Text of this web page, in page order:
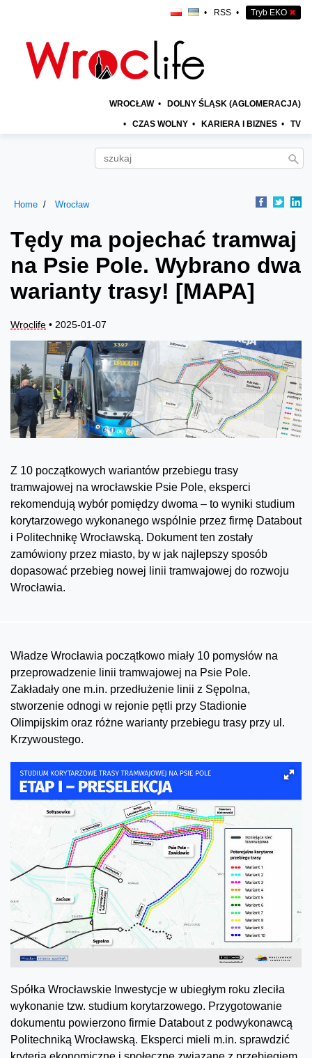
• RSS • Tryb EKO ✖
WROCŁAW • DOLNY ŚLĄSK (AGLOMERACJA)
• CZAS WOLNY • KARIERA I BIZNES • TV
Home Wrocław
Tędy ma pojechać tramwaj
na Psie Pole. Wybrano dwa
warianty trasy! [MAPA]
Wroclife • 2025-01-07
Z 10 początkowych wariantów przebiegu trasy
tramwajowej na wrocławskie Psie Pole, eksperci
rekomendują wybór pomiędzy dwoma – to wyniki studium
korytarzowego wykonanego wspólnie przez firmę Databout
i Politechnikę Wrocławską. Dokument ten zostały
zamówiony przez miasto, by w jak najlepszy sposób
dopasować przebieg nowej linii tramwajowej do rozwoju
Wrocławia.
Władze Wrocławia początkowo miały 10 pomysłów na
przeprowadzenie linii tramwajowej na Psie Pole.
Zakładały one m.in. przedłużenie linii z Sępolna,
stworzenie odnogi w rejonie pętli przy Stadionie
Olimpijskim oraz różne warianty przebiegu trasy przy ul.
Krzywoustego.
Spółka Wrocławskie Inwestycje w ubiegłym roku zleciła
wykonanie tzw. studium korytarzowego. Przygotowanie
dokumentu powierzono firmie Databout z podwykonawcą
Politechniką Wrocławską. Eksperci mieli m.in. sprawdzić